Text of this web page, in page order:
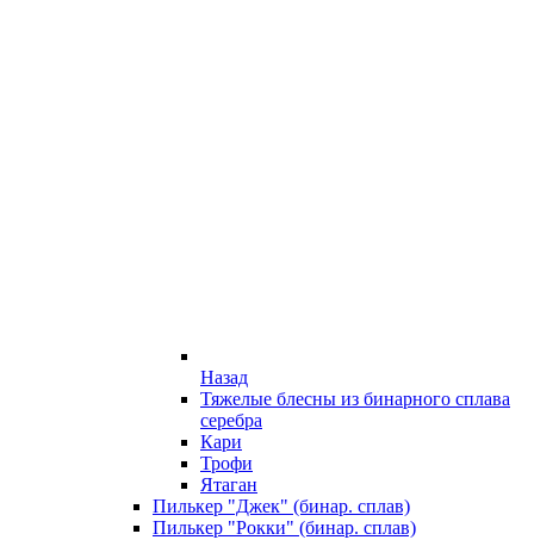
Назад
Тяжелые блесны из бинарного сплава
серебра
Кари
Трофи
Ятаган
Пилькер "Джек" (бинар. сплав)
Пилькер "Рокки" (бинар. сплав)